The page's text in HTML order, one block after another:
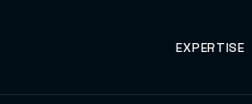
EXPERTISE